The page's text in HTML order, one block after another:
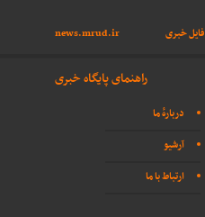
فایل خبری news.mrud.ir
راهنمای پایگاه خبری
دربارهٔ ما
آرشیو
ارتباط با ما